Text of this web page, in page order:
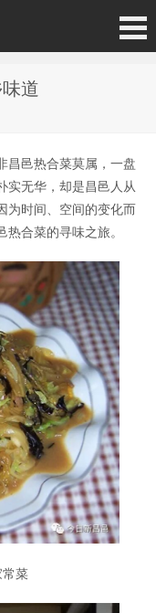
道
昌邑热合菜莫属，一盘
实无华，却是昌邑人从
为时间、空间的变化而
合菜的寻味之旅。
菜